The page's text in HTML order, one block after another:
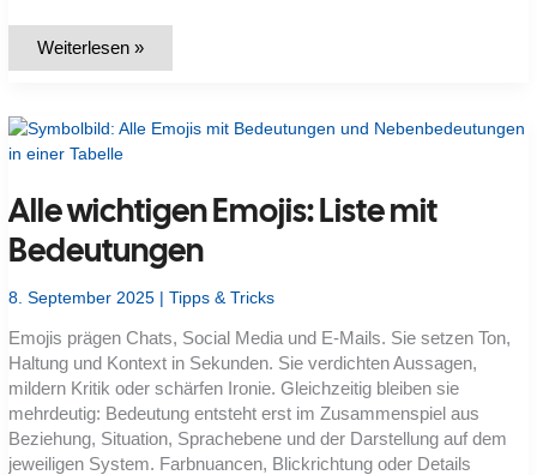
Lenovo
3
7320U
|
610M
GB
DDR5
512
SSD
|
Full
HD
|
Windows
11
Pro
Weiterlesen »
Alle wichtigen Emojis: Liste mit
Bedeutungen
8. September 2025 |Tipps & Tricks
Emojis prägen Chats, Social Media und E-Mails. Sie setzen Ton,
Haltung und Kontext in Sekunden. Sie verdichten Aussagen,
mildern Kritik oder schärfen Ironie. Gleichzeitig bleiben sie
mehrdeutig: Bedeutung entsteht erst im Zusammenspiel aus
Beziehung, Situation, Sprachebene und der Darstellung auf dem
jeweiligen System. Farbnuancen, Blickrichtung oder Details